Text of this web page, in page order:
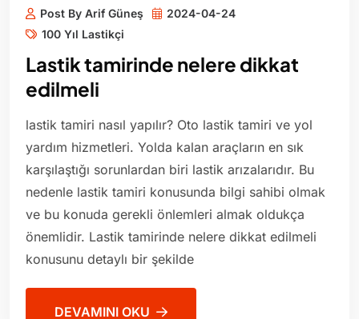
Post By Arif Güneş
2024-04-24
100 Yıl Lastikçi
Lastik tamirinde nelere dikkat
edilmeli
lastik tamiri nasıl yapılır? Oto lastik tamiri ve yol
yardım hizmetleri. Yolda kalan araçların en sık
karşılaştığı sorunlardan biri lastik arızalarıdır. Bu
nedenle lastik tamiri konusunda bilgi sahibi olmak
ve bu konuda gerekli önlemleri almak oldukça
önemlidir. Lastik tamirinde nelere dikkat edilmeli
konusunu detaylı bir şekilde
DEVAMINI OKU